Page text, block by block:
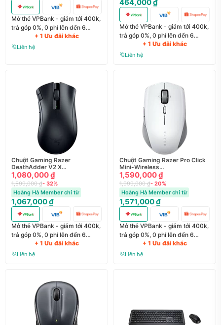
Mở thẻ VPBank - giảm tới 400k,
trả góp 0%, 0 phí lên đến 6
+ 1 Ưu đãi khác
Liên hệ
464,000 ₫
Mở thẻ VPBank - giảm tới 400k,
trả góp 0%, 0 phí lên đến 6
+ 1 Ưu đãi khác
Liên hệ
Chuột Gaming Razer
DeathAdder V2 X
HyperSpeed-Wireless
Ergonomic RZ01
1,080,000 ₫
1,599,000 ₫- 32%
Hoàng Hà Member chỉ từ
1,067,000 ₫
Mở thẻ VPBank - giảm tới 400k,
trả góp 0%, 0 phí lên đến 6
+ 1 Ưu đãi khác
Liên hệ
Chuột Gaming Razer Pro Click
Mini-Wireless
Productivity_RZ01-03990100-
R3A18
1,590,000 ₫
1,999,000 ₫- 20%
Hoàng Hà Member chỉ từ
1,571,000 ₫
Mở thẻ VPBank - giảm tới 400k,
trả góp 0%, 0 phí lên đến 6
+ 1 Ưu đãi khác
Liên hệ